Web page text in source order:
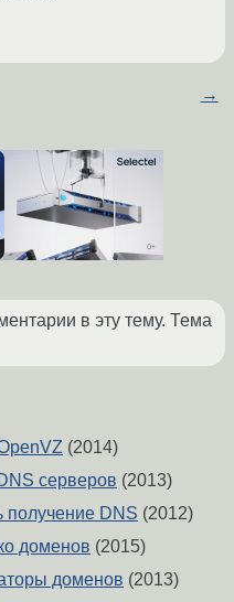
→
в эту тему. Тема
(2014)
серверов (2013)
получение DNS (2012)
доменов (2015)
доменов (2013)